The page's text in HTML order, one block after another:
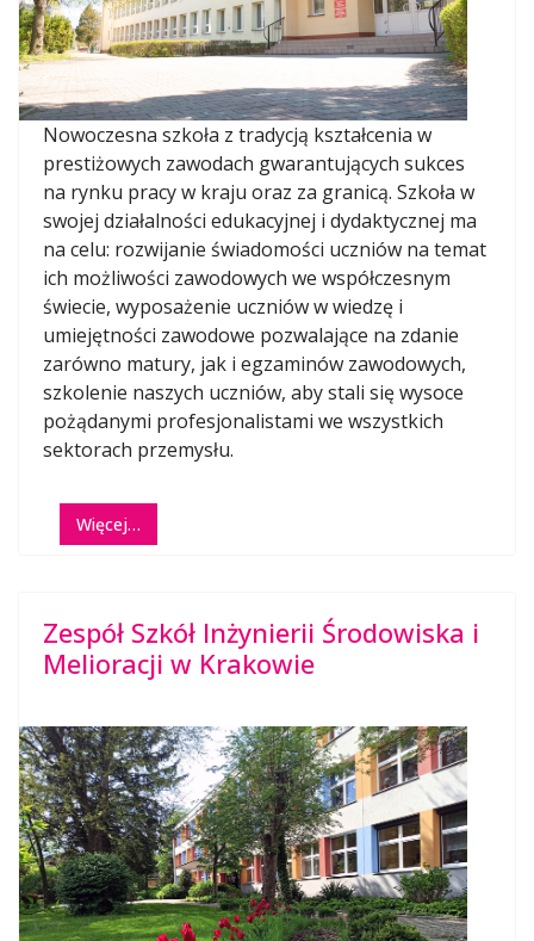
Nowoczesna szkoła z tradycją kształcenia w
prestiżowych zawodach gwarantujących sukces
na rynku pracy w kraju oraz za granicą. Szkoła w
swojej działalności edukacyjnej i dydaktycznej ma
na celu: rozwijanie świadomości uczniów na temat
ich możliwości zawodowych we współczesnym
świecie, wyposażenie uczniów w wiedzę i
umiejętności zawodowe pozwalające na zdanie
zarówno matury, jak i egzaminów zawodowych,
szkolenie naszych uczniów, aby stali się wysoce
pożądanymi profesjonalistami we wszystkich
sektorach przemysłu.
Więcej…
Zespół Szkół Inżynierii Środowiska i
Melioracji w Krakowie